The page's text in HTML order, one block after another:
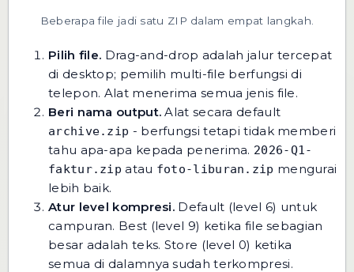
Beberapa file jadi satu ZIP dalam empat langkah.
Pilih file. Drag-and-drop adalah jalur tercepat
di desktop; pemilih multi-file berfungsi di
telepon. Alat menerima semua jenis file.
Beri nama output. Alat secara default
archive.zip - berfungsi tetapi tidak memberi
tahu apa-apa kepada penerima. 2026-Q1-
faktur.zip atau foto-liburan.zip mengurai
lebih baik.
Atur level kompresi. Default (level 6) untuk
campuran. Best (level 9) ketika file sebagian
besar adalah teks. Store (level 0) ketika
semua di dalamnya sudah terkompresi.